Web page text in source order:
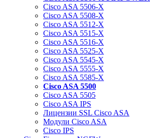
Cisco ASA 5506-X
Cisco ASA 5508-X
Cisco ASA 5512-X
Cisco ASA 5515-X
Cisco ASA 5516-X
Cisco ASA 5525-X
Cisco ASA 5545-X
Cisco ASA 5555-X
Cisco ASA 5585-X
Cisco ASA 5500
Cisco ASA 5505
Cisco ASA IPS
Лицензии SSL Cisco ASA
Модули Cisco ASA
Cisco IPS